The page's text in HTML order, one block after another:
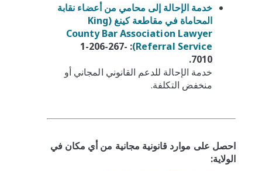
خدمة الإحالة إلى محامي من أعضاء نقابة
المحاماة في مقاطعة كينغ (King
County Bar Association Lawyer
Referral Service)
:
1-206-267-
7010.
خدمة الإحالة للدعم القانوني المجاني أو
منخفض التكلفة.
احصل على موارد قانونية مجانية من أي مكان في
الولاية: